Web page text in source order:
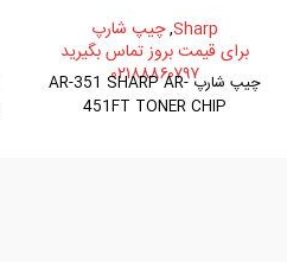
Sharp
,چیپ شارپ
برای قیمت بروز تماس بگیرید
۰۲۱۸۸۸۶۰۷۹۷
چیپ شارپ AR-351 SHARP AR-
451FT TONER CHIP